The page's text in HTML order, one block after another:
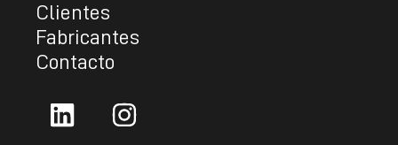
Clientes
Fabricantes
Contacto